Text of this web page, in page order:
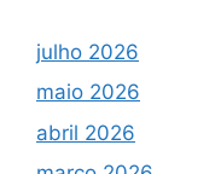
julho 2026
maio 2026
abril 2026